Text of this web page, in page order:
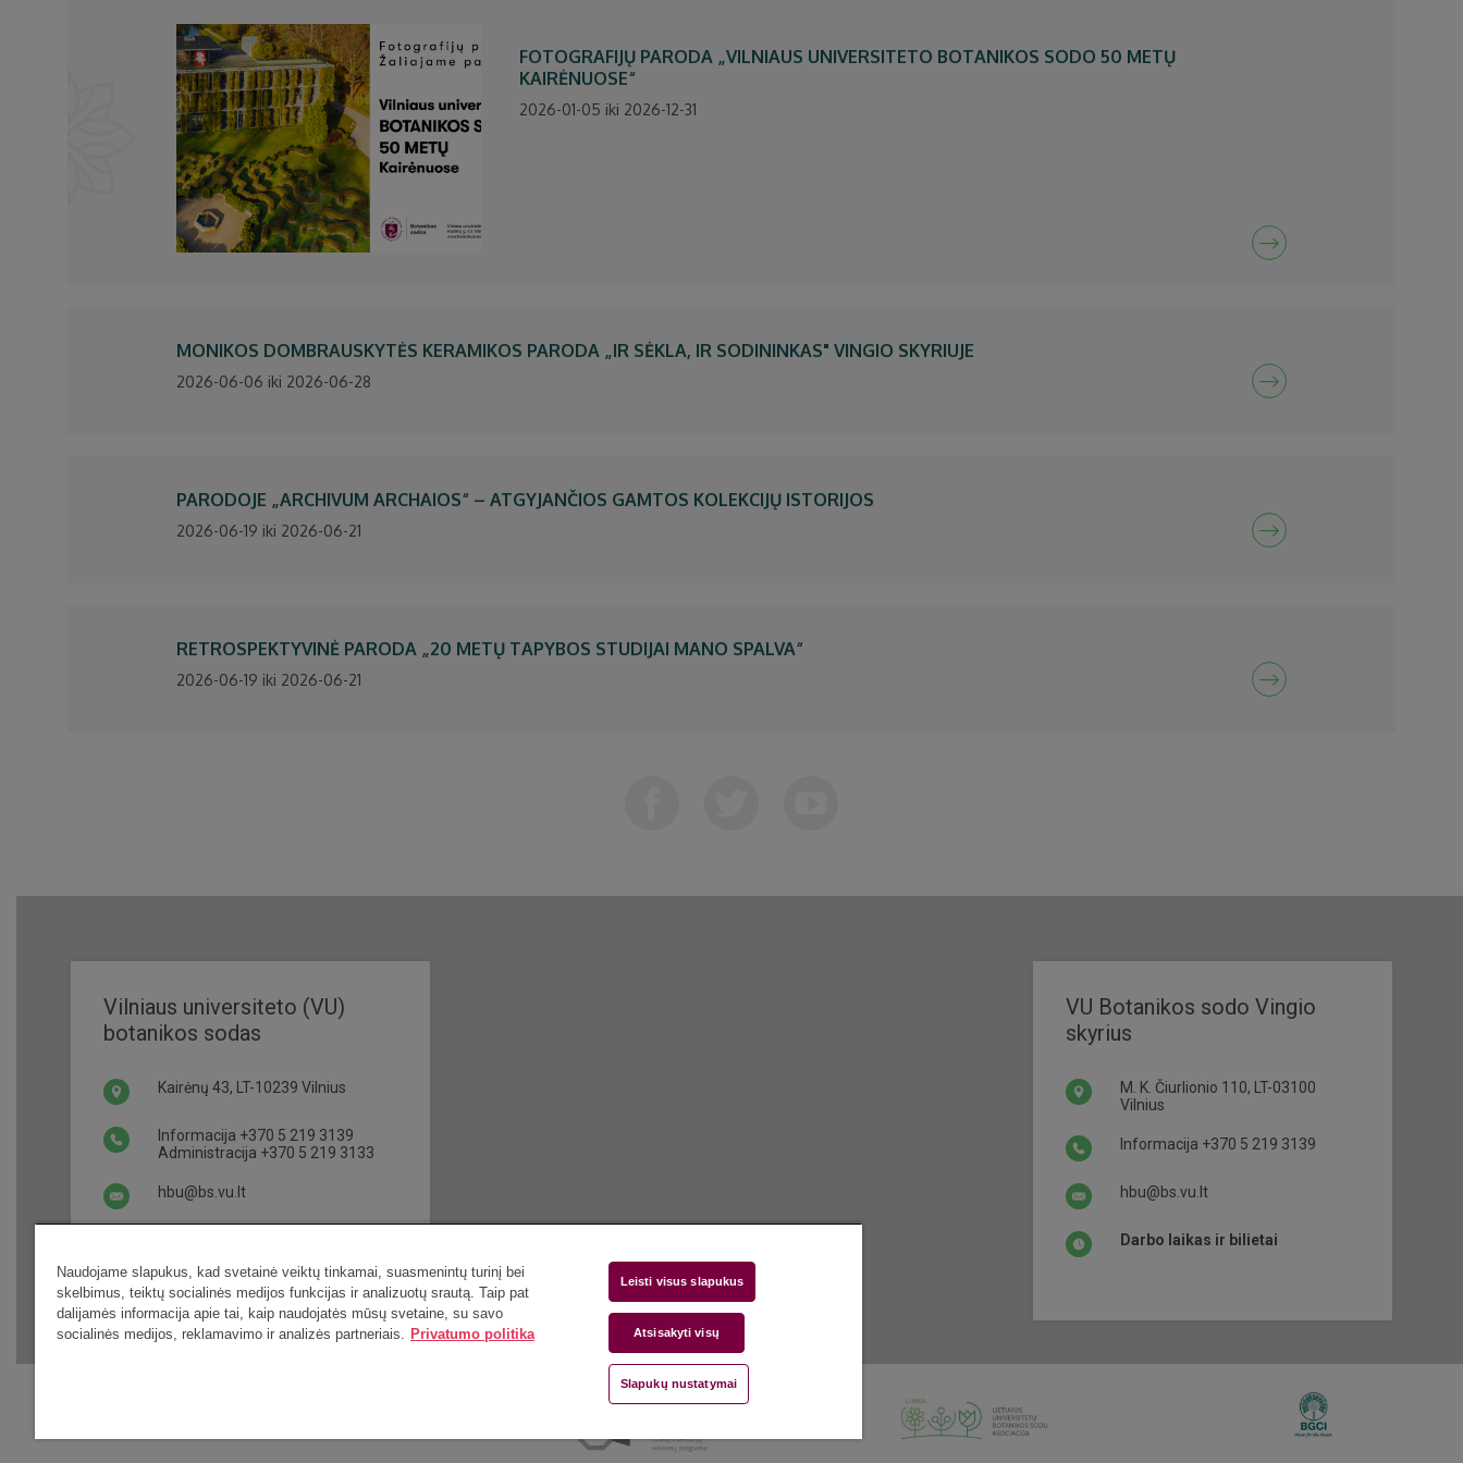
FOTOGRAFIJŲ PARODA „VILNIAUS UNIVERSITETO BOTANIKOS SODO 50 METŲ
KAIRĖNUOSE“
2026-01-05 iki 2026-12-31
MONIKOS DOMBRAUSKYTĖS KERAMIKOS PARODA „IR SĖKLA, IR SODININKAS" VINGIO SKYRIUJE
2026-06-06 iki 2026-06-28
PARODOJE „ARCHIVUM ARCHAIOS“ – ATGYJANČIOS GAMTOS KOLEKCIJŲ ISTORIJOS
2026-06-19 iki 2026-06-21
RETROSPEKTYVINĖ PARODA „20 METŲ TAPYBOS STUDIJAI MANO SPALVA“
2026-06-19 iki 2026-06-21
Vilniaus universiteto (VU)
botanikos sodas
Kairėnų 43, LT-10239 Vilnius
Informacija +370 5 219 3139
Administracija +370 5 219 3133
hbu@bs.vu.lt
VU Botanikos sodo Vingio
skyrius
M. K. Čiurlionio 110, LT-03100
Vilnius
Informacija +370 5 219 3139
hbu@bs.vu.lt
Darbo laikas ir bilietai
Naudojame slapukus, kad svetainė veiktų tinkamai, suasmenintų turinį bei
skelbimus, teiktų socialinės medijos funkcijas ir analizuotų srautą. Taip pat
dalijamės informacija apie tai, kaip naudojatės mūsų svetaine, su savo
socialinės medijos, reklamavimo ir analizės partneriais. Privatumo politika
Leisti visus slapukus
Atsisakyti visų
Slapukų nustatymai